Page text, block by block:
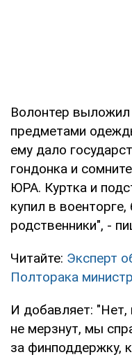
Волонтер
предметами
ему дало
гондонка и
ЮРА. Куртка и
купил в
родственники", -
Читайте: Эксперт
Полторака
И добавляет: "Нет,
не мерзнут, мы
за финподдержку,